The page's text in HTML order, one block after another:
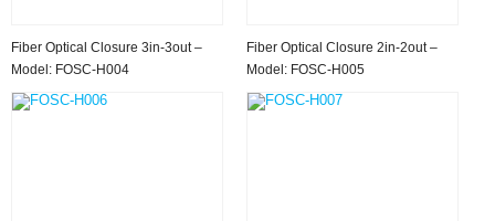
Fiber Optical Closure 3in-3out –
Model: FOSC-H004
Fiber Optical Closure 2in-2out –
Model: FOSC-H005